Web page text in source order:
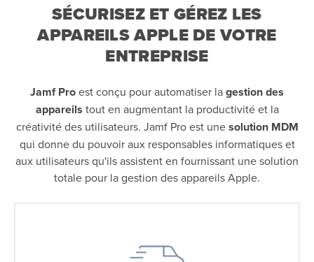
SÉCURISEZ ET GÉREZ LES
APPAREILS APPLE DE VOTRE
ENTREPRISE
Jamf Proest conçu pour automatiser lagestion des
appareils tout en augmentant la productivité et la
créativité des utilisateurs. Jamf Pro est unesolution MDM
qui donne du pouvoir aux responsables informatiques et
aux utilisateurs qu'ils assistent en fournissant une solution
totale pour la gestion des appareils Apple.